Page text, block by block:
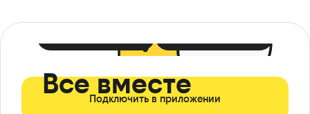
Все вместе
Подключить в приложении